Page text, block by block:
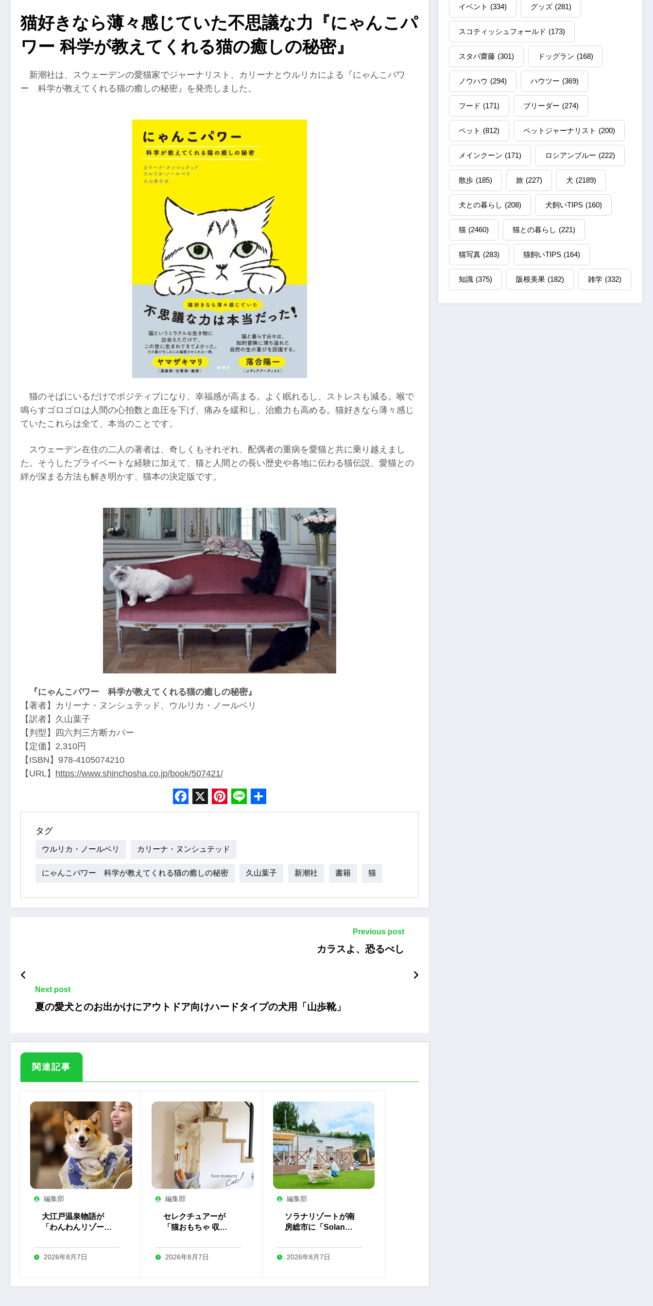
猫好きなら薄々感じていた不思議な力『にゃんこパ
ワー 科学が教えてくれる猫の癒しの秘密』
新潮社は、スウェーデンの愛猫家でジャーナリスト、カリーナとウルリカによる『にゃんこパワ
ー 科学が教えてくれる猫の癒しの秘密』を発売しました。
猫のそばにいるだけでポジティブになり、幸福感が高まる。よく眠れるし、ストレスも減る。喉で
鳴らすゴロゴロは人間の心拍数と血圧を下げ、痛みを緩和し、治癒力も高める。猫好きなら薄々感じ
ていたこれらは全て、本当のことです。
スウェーデン在住の二人の著者は、奇しくもそれぞれ、配偶者の重病を愛猫と共に乗り越えまし
た。そうしたプライベートな経験に加えて、猫と人間との長い歴史や各地に伝わる猫伝説、愛猫との
絆が深まる方法も解き明かす、猫本の決定版です。
『にゃんこパワー 科学が教えてくれる猫の癒しの秘密』
【著者】カリーナ・ヌンシュテッド、ウルリカ・ノールベリ
【訳者】久山葉子
【判型】四六判三方断カバー
【定価】2,310円
【ISBN】978-4105074210
【URL】 https://www.shinchosha.co.jp/book/507421/
Facebook
X Pinterest
LineShare
タグ
ウルリカ・ノールベリ カリーナ・ヌンシュテッド
にゃんこパワー 科学が教えてくれる猫の癒しの秘密 久山葉子 新潮社 書籍 猫
Previous post
カラスよ、恐るべし
Next post
夏の愛犬とのお出かけにアウトドア向けハードタイプの犬用「山歩靴」
関連記事
編集部
大江戸温泉物語が
「わんわんリゾー
ドッグランをリニュ
ーアル
2026年8月7日
編集部
セレクチュアーが
「猫おもちゃ 収納
を発売
2026年8月7日
編集部
ソラナリゾートが南
房総市に「Solana
総」を開業
2026年8月7日
イベント (334) グッズ (281)
スコティッシュフォールド (173)
スタパ齋藤 (301) ドッグラン (168)
ノウハウ (294) ハウツー (369)
フード (171) ブリーダー (274)
ペット (812) ペットジャーナリスト (200)
メインクーン (171) ロシアンブルー (222)
散歩 (185) 旅 (227) 犬 (2189)
犬との暮らし (208) 犬飼いTIPS (160)
猫 (2460) 猫との暮らし (221)
猫写真 (283) 猫飼いTIPS (164)
知識 (375) 阪根美果 (182) 雑学 (332)